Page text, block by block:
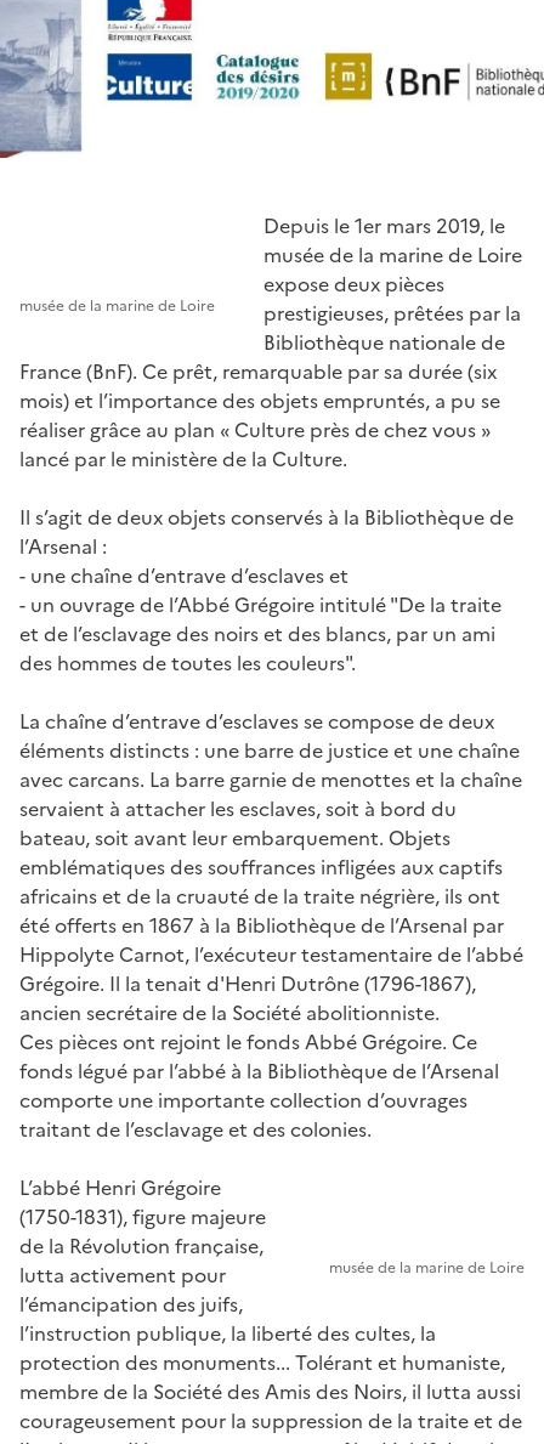
musée de la marine de Loire
Depuis le 1er mars 2019, le
musée de la marine de Loire
expose deux pièces
prestigieuses, prêtées par la
Bibliothèque nationale de
France (BnF). Ce prêt, remarquable par sa durée (six
mois) et l’importance des objets empruntés, a pu se
réaliser grâce au plan « Culture près de chez vous »
lancé par le ministère de la Culture.
Il s’agit de deux objets conservés à la Bibliothèque de
l’Arsenal :
- une chaîne d’entrave d’esclaves et
- un ouvrage de l’Abbé Grégoire intitulé "De la traite
et de l’esclavage des noirs et des blancs, par un ami
des hommes de toutes les couleurs".
La chaîne d’entrave d’esclaves se compose de deux
éléments distincts : une barre de justice et une chaîne
avec carcans. La barre garnie de menottes et la chaîne
servaient à attacher les esclaves, soit à bord du
bateau, soit avant leur embarquement. Objets
emblématiques des souffrances infligées aux captifs
africains et de la cruauté de la traite négrière, ils ont
été offerts en 1867 à la Bibliothèque de l’Arsenal par
Hippolyte Carnot, l’exécuteur testamentaire de l’abbé
Grégoire. Il la tenait d'Henri Dutrône (1796-1867),
ancien secrétaire de la Société abolitionniste.
Ces pièces ont rejoint le fonds Abbé Grégoire. Ce
fonds légué par l’abbé à la Bibliothèque de l’Arsenal
comporte une importante collection d’ouvrages
traitant de l’esclavage et des colonies.
musée de la marine de Loire
L’abbé Henri Grégoire
(1750-1831), figure majeure
de la Révolution française,
lutta activement pour
l’émancipation des juifs,
l’instruction publique, la liberté des cultes, la
protection des monuments... Tolérant et humaniste,
membre de la Société des Amis des Noirs, il lutta aussi
courageusement pour la suppression de la traite et de